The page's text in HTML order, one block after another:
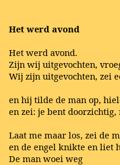
Het werd avond
Het werd avond.
Zijn wij uitgevochten,
Wij zijn uitgevochten, zei
en hij tilde de man op,
en zei: je bent doorzichtig,
Laat me maar los, zei de
en de engel knikte en liet
De man woei weg